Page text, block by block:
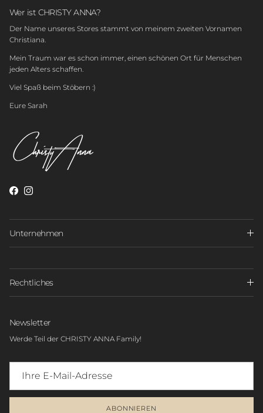
Wer ist CHRISTY ANNA?
Der Name unseres Stores stammt von meinem zweiten Vornamen
Christiana.
Mein Traum war es schon immer, einen schönen Ort für Menschen
jeden Alters schaffen.
Viel Spaß beim Stöbern :)
Eure Sarah
Unternehmen
Rechtliches
Newsletter
Werde Teil der CHRISTY ANNA Family!
ABONNIEREN